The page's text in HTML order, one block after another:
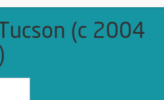
(с 2004